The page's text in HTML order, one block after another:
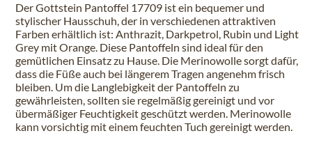
Der Gottstein Pantoffel 17709 ist ein bequemer und
stylischer Hausschuh, der in verschiedenen attraktiven
Farben erhältlich ist: Anthrazit, Darkpetrol, Rubin und Light
Grey mit Orange. Diese Pantoffeln sind ideal für den
gemütlichen Einsatz zu Hause. Die Merinowolle sorgt dafür,
dass die Füße auch bei längerem Tragen angenehm frisch
bleiben. Um die Langlebigkeit der Pantoffeln zu
gewährleisten, sollten sie regelmäßig gereinigt und vor
übermäßiger Feuchtigkeit geschützt werden. Merinowolle
kann vorsichtig mit einem feuchten Tuch gereinigt werden.